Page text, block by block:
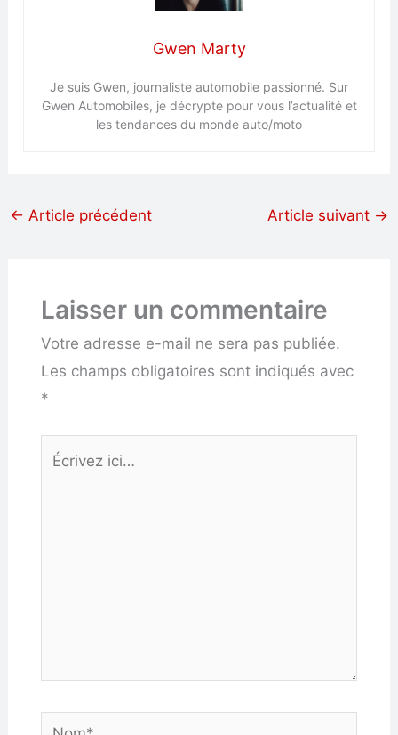
Gwen Marty
Je suis Gwen, journaliste automobile passionné. Sur
Gwen Automobiles, je décrypte pour vous l’actualité et
les tendances du monde auto/moto
← Article précédent Article suivant →
Laisser un commentaire
Votre adresse e-mail ne sera pas publiée.
Les champs obligatoires sont indiqués avec
*
Écrivez
Nom*